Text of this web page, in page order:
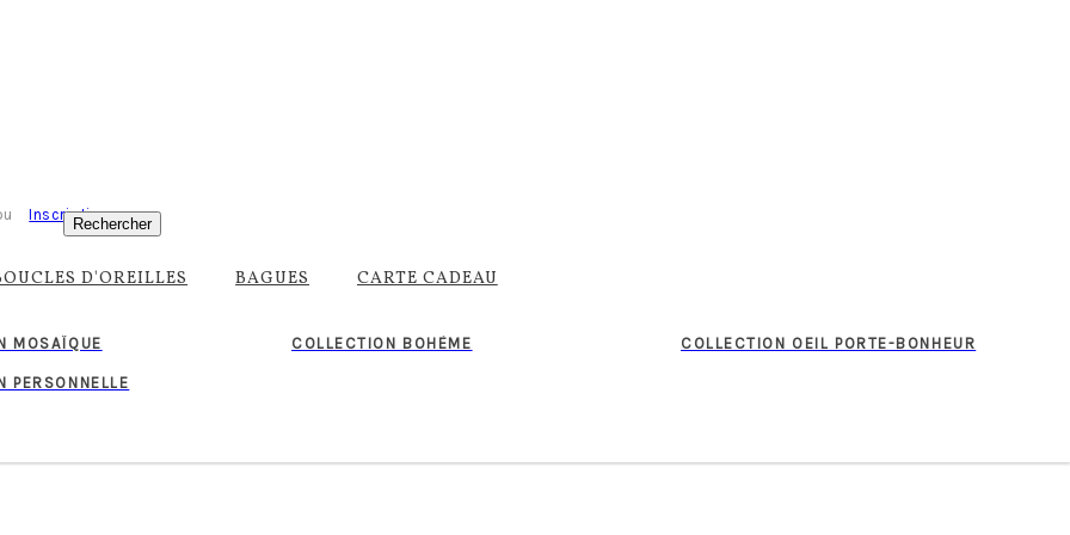
Inscription
Rechercher
MOSAÏQUE COLLECTION BOHÈME COLLECTION OEIL PORTE-BONHEUR
PERSONNELLE
D'OREILLES BAGUES CARTE CADEAU